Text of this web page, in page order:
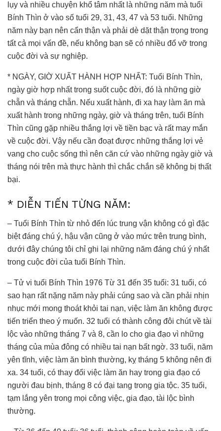
lụy và nhiều chuyện khổ tâm nhất là những năm mà tuổi
Bính Thìn ở vào số tuổi 29, 31, 43, 47 và 53 tuổi. Những
năm này bạn nên cẩn thận và phải dè dặt thận trọng trong
tất cả mọi vấn đề, nếu không bạn sẽ có nhiều đổ vỡ trong
cuộc đời và sự nghiệp.
* NGÀY, GIỜ XUẤT HÀNH HỢP NHẤT: Tuổi Bính Thìn,
ngày giờ hợp nhất trong suốt cuộc đời, đó là những giờ
chẵn và tháng chẵn. Nếu xuất hành, đi xa hay làm ăn mà
xuất hành trong những ngày, giờ và tháng trên, tuổi Bính
Thìn cũng gặp nhiều thắng lợi về tiền bạc và rất may mắn
về cuộc đời. Vậy nếu cần đoạt được những thắng lợi vẻ
vang cho cuộc sống thì nên căn cứ vào những ngày giờ và
tháng nói trên mà thực hành thì chắc chắn sẽ không bị thất
bại.
* DIỄN TIẾN TỪNG NĂM:
– Tuổi Bính Thìn từ nhỏ đến lúc trung vận không có gì đặc
biệt đáng chú ý, hậu vận cũng ở vào mức trên trung bình,
dưới đây chúng tôi chỉ ghi lại những năm đáng chú ý nhất
trong cuộc đời của tuổi Bính Thìn.
– Tử vi tuổi Bính Thìn 1976 Từ 31 đến 35 tuổi: 31 tuổi, có
sao hạn rất nặng năm này phải cúng sao và cần phải nhịn
nhục mới mong thoát khỏi tai nạn, việc làm ăn không được
tiến triển theo ý muốn. 32 tuổi có thành công đôi chút về tài
lộc vào những tháng 7 và 8, cần lo cho gia đạo vì những
tháng của mùa đông có nhiều tai nạn bất ngờ. 33 tuổi, năm
yên tĩnh, việc làm ăn bình thường, kỵ tháng 5 không nên đi
xa. 34 tuổi, có thay đổi việc làm ăn hay trong gia đạo có
người đau bịnh, tháng 8 có đại tang trong gia tộc. 35 tuổi,
tạm lắng yên trong mọi công việc, gia đạo, tài lộc bình
thường.